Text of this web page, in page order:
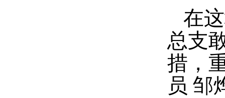
在
总支
措，
员 邹